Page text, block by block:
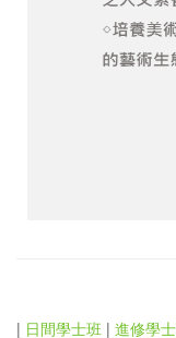
| 日間學士班 | 進修學